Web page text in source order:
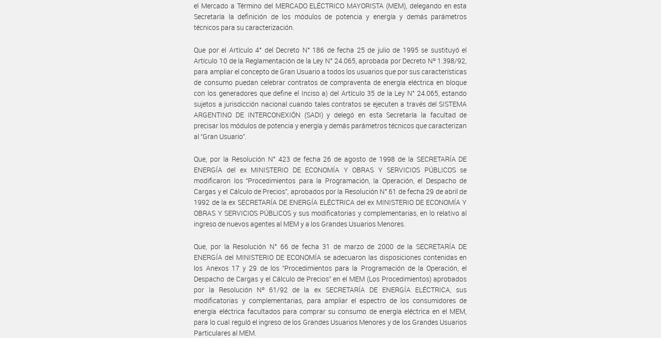
el Mercado a Término del MERCADO ELÉCTRICO MAYORISTA (MEM), delegando en esta
Secretaría la definición de los módulos de potencia y energía y demás parámetros
técnicos para su caracterización.
Que por el Artículo 4° del Decreto N° 186 de fecha 25 de julio de 1995 se sustituyó el
Artículo 10 de la Reglamentación de la Ley N° 24.065, aprobada por Decreto Nº 1.398/92,
para ampliar el concepto de Gran Usuario a todos los usuarios que por sus características
de consumo puedan celebrar contratos de compraventa de energía eléctrica en bloque
con los generadores que define el Inciso a) del Artículo 35 de la Ley N° 24.065, estando
sujetos a jurisdicción nacional cuando tales contratos se ejecuten a través del SISTEMA
ARGENTINO DE INTERCONEXIÓN (SADI) y delegó en esta Secretaría la facultad de
precisar los módulos de potencia y energía y demás parámetros técnicos que caracterizan
al “Gran Usuario”.
Que, por la Resolución N° 423 de fecha 26 de agosto de 1998 de la SECRETARÍA DE
ENERGÍA del ex MINISTERIO DE ECONOMÍA Y OBRAS Y SERVICIOS PÚBLICOS se
modificaron los “Procedimientos para la Programación, la Operación, el Despacho de
Cargas y el Cálculo de Precios”, aprobados por la Resolución N° 61 de fecha 29 de abril de
1992 de la ex SECRETARÍA DE ENERGÍA ELÉCTRICA del ex MINISTERIO DE ECONOMÍA Y
OBRAS Y SERVICIOS PÚBLICOS y sus modificatorias y complementarias, en lo relativo al
ingreso de nuevos agentes al MEM y a los Grandes Usuarios Menores.
Que, por la Resolución N° 66 de fecha 31 de marzo de 2000 de la SECRETARÍA DE
ENERGÍA del MINISTERIO DE ECONOMÍA se adecuaron las disposiciones contenidas en
los Anexos 17 y 29 de los “Procedimientos para la Programación de la Operación, el
Despacho de Cargas y el Cálculo de Precios” en el MEM (Los Procedimientos) aprobados
por la Resolución Nº 61/92 de la ex SECRETARÍA DE ENERGÍA ELÉCTRICA, sus
modificatorias y complementarias, para ampliar el espectro de los consumidores de
energía eléctrica facultados para comprar su consumo de energía eléctrica en el MEM,
para lo cual reguló el ingreso de los Grandes Usuarios Menores y de los Grandes Usuarios
Particulares al MEM.